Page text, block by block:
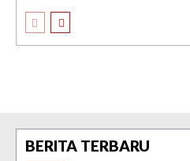
BERITA TERBARU